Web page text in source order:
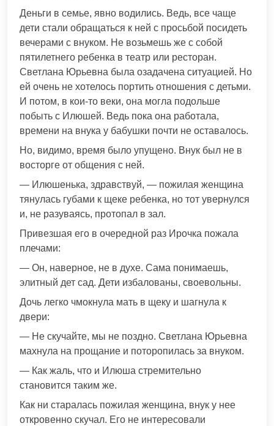
Деньги в семье, явно водились. Ведь, все чаще
дети стали обращаться к ней с просьбой посидеть
вечерами с внуком. Не возьмешь же с собой
пятилетнего ребенка в театр или ресторан.
Светлана Юрьевна была озадачена ситуацией. Но
ей очень не хотелось портить отношения с детьми.
И потом, в кои-то веки, она могла подольше
побыть с Илюшей. Ведь пока она работала,
времени на внука у бабушки почти не оставалось.
Но, видимо, время было упущено. Внук был не в
восторге от общения с ней.
— Илюшенька, здравствуй, — пожилая женщина
тянулась губами к щеке ребенка, но тот увернулся
и, не разуваясь, протопал в зал.
Привезшая его в очередной раз Ирочка пожала
плечами:
— Он, наверное, не в духе. Сама понимаешь,
элитный дет сад. Дети избалованы, своевольны.
Дочь легко чмокнула мать в щеку и шагнула к
двери:
— Не скучайте, мы не поздно. Светлана Юрьевна
махнула на прощание и поторопилась за внуком.
— Как жаль, что и Илюша стремительно
становится таким же.
Как ни старалась пожилая женщина, внук у нее
откровенно скучал. Его не интересовали